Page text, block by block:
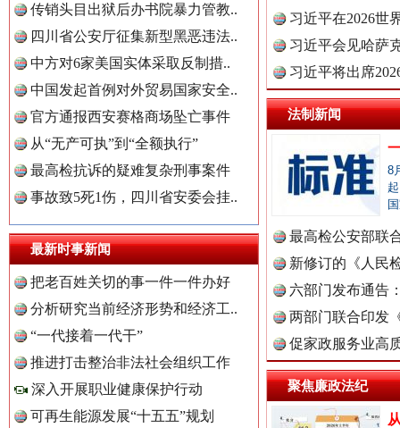
传销头目出狱后办书院暴力管教..
四川省公安厅征集新型黑恶违法..
中方对6家美国实体采取反制措..
中国发起首例对外贸易国家安全..
官方通报西安赛格商场坠亡事件
从“无产可执”到“全额执行”
最高检抗诉的疑难复杂刑事案件
事故致5死1伤，四川省安委会挂..
最新时事新闻
把老百姓关切的事一件一件办好
分析研究当前经济形势和经济工..
“一代接着一代干”
推进打击整治非法社会组织工作
深入开展职业健康保护行动
可再生能源发展“十五五”规划
习近平在2026世
理高级..
习近平会见哈萨
习近平将出席
球治理..
法制新闻
8
最高检公安部联
周岁未..
新修订的《人民
布
六部门发布通告
两部门联合印发
定》
促家政服务业高
聚焦廉政法纪
中国全民新闻网.
“后车司机肯定在骂我” 全民健
世界屋脊 天路回响 永